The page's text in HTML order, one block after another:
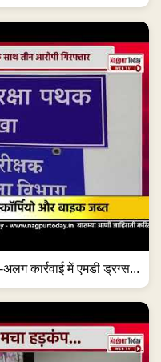
कार्रवाई में एमडी ड्रग्स...